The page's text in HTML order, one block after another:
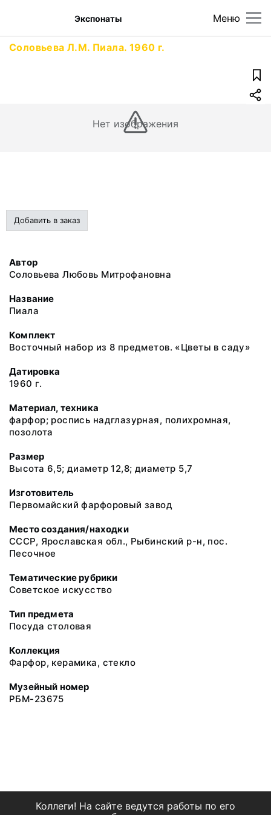
Меню
Экспонаты
Соловьева Л.М. Пиала. 1960 г.
Нет изображения
Добавить в заказ
Автор
Соловьева Любовь Митрофановна
Название
Пиала
Комплект
Восточный набор из 8 предметов. «Цветы в саду»
Датировка
1960 г.
Материал, техника
фарфор; роспись надглазурная, полихромная,
позолота
Размер
Высота 6,5; диаметр 12,8; диаметр 5,7
Изготовитель
Первомайский фарфоровый завод
Место создания/находки
СССР, Ярославская обл., Рыбинский р-н, пос.
Песочное
Тематические рубрики
Советское искусство
Тип предмета
Посуда столовая
Коллекция
Фарфор, керамика, стекло
Музейный номер
РБМ-23675
Коллеги! На сайте ведутся работы по его